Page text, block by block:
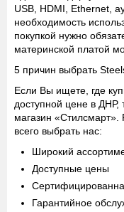
USB, HDMI, Ethernet,
необходимость
покупкой нужно
материнской платой
5 причин выбрать
Если Вы ищете, где
доступной цене в ДНР,
магазин
всего выбрать нас:
Широкий
Доступные цены
Гарантийное